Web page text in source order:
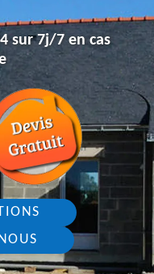
sur 7j/7 en cas